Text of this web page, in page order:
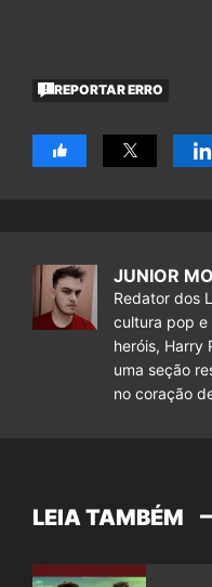
REPORTAR ERRO
JUNIOR
Redator dos
cultura pop e
heróis, Harry
uma seção
no coração
LEIA TAMBÉM